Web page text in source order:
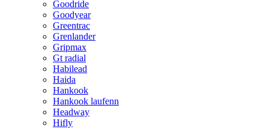
Goodride
Goodyear
Greentrac
Grenlander
Gripmax
Gt radial
Habilead
Haida
Hankook
Hankook laufenn
Headway
Hifly